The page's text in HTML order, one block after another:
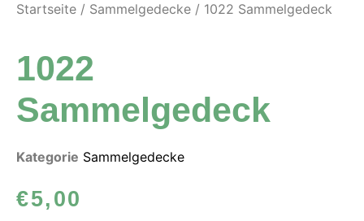
Startseite / Sammelgedecke / 1022 Sammelgedeck
1022
Sammelgedeck
Kategorie Sammelgedecke
€5,00